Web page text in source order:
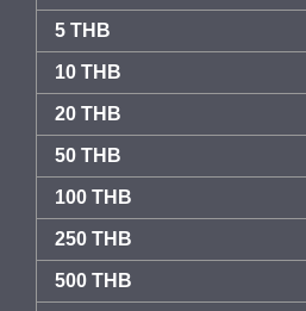
5 THB
10 THB
20 THB
50 THB
100 THB
250 THB
500 THB